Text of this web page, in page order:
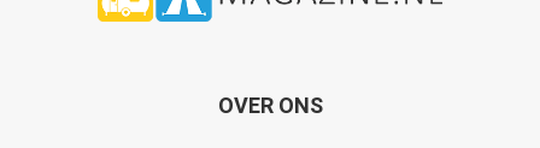
OVER ONS